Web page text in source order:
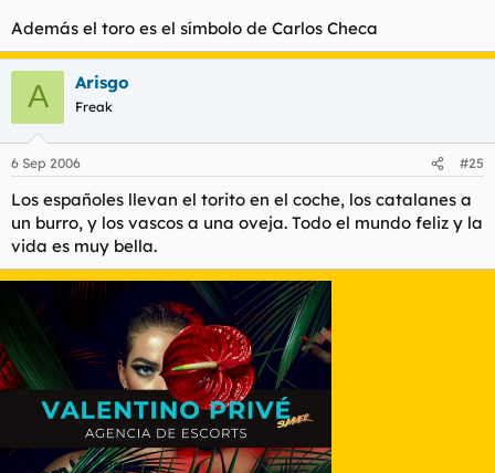
Además el toro es el símbolo de Carlos Checa
A Arisgo
Freak
6 Sep 2006 #25
Los españoles llevan el torito en el coche, los catalanes a
un burro, y los vascos a una oveja. Todo el mundo feliz y la
vida es muy bella.